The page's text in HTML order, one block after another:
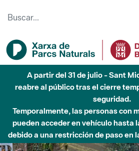
Hasta diciembre de 2026 -
Afectaciones en el cauce del Parque
a obras de construcción de una